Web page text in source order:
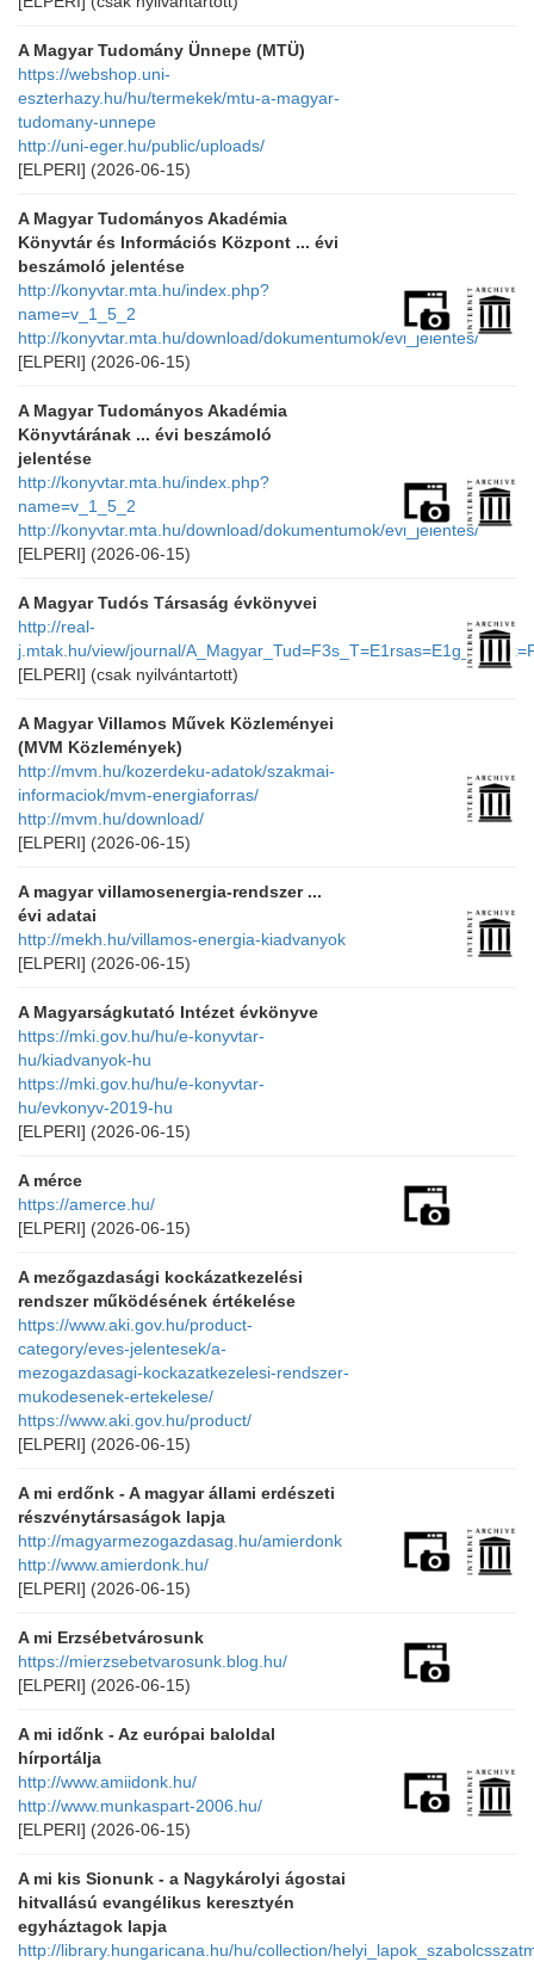
A Magyar Tudomány Ünnepe (MTÜ)
https://webshop.uni-
eszterhazy.hu/hu/termekek/mtu-a-magyar-
tudomany-unnepe
http://uni-eger.hu/public/uploads/
[ELPERI] (2026-06-15)
A Magyar Tudományos Akadémia
Könyvtár és Információs Központ ... évi
beszámoló jelentése
http://konyvtar.mta.hu/index.php?
name=v_1_5_2
http://konyvtar.mta.hu/download/dokumentumok/evi_jelentes/
[ELPERI] (2026-06-15)
A Magyar Tudományos Akadémia
Könyvtárának ... évi beszámoló
jelentése
http://konyvtar.mta.hu/index.php?
name=v_1_5_2
http://konyvtar.mta.hu/download/dokumentumok/evi_jelentes/
[ELPERI] (2026-06-15)
A Magyar Tudós Társaság évkönyvei
http://real-
j.mtak.hu/view/journal/
[ELPERI] (csak nyilvántartott)
A Magyar Villamos Művek Közleményei
(MVM Közlemények)
http://mvm.hu/kozerdeku-adatok/szakmai-
informaciok/mvm-energiaforras/
http://mvm.hu/download/
[ELPERI] (2026-06-15)
A magyar villamosenergia-rendszer ...
évi adatai
http://mekh.hu/villamos-energia-kiadvanyok
[ELPERI] (2026-06-15)
A Magyarságkutató Intézet évkönyve
https://mki.gov.hu/hu/e-konyvtar-
hu/kiadvanyok-hu
https://mki.gov.hu/hu/e-konyvtar-
hu/evkonyv-2019-hu
[ELPERI] (2026-06-15)
A mérce
https://amerce.hu/
[ELPERI] (2026-06-15)
A mezőgazdasági kockázatkezelési
rendszer működésének értékelése
https://www.aki.gov.hu/product-
category/eves-jelentesek/a-
mezogazdasagi-kockazatkezelesi-rendszer-
mukodesenek-ertekelese/
https://www.aki.gov.hu/product/
[ELPERI] (2026-06-15)
A mi erdőnk - A magyar állami erdészeti
részvénytársaságok lapja
http://magyarmezogazdasag.hu/amierdonk
http://www.amierdonk.hu/
[ELPERI] (2026-06-15)
A mi Erzsébetvárosunk
https://mierzsebetvarosunk.blog.hu/
[ELPERI] (2026-06-15)
A mi időnk - Az európai baloldal
hírportálja
http://www.amiidonk.hu/
http://www.munkaspart-2006.hu/
[ELPERI] (2026-06-15)
A mi kis Sionunk - a Nagykárolyi ágostai
hitvallású evangélikus keresztyén
egyháztagok lapja
http://library.hungaricana.hu/hu/collection/